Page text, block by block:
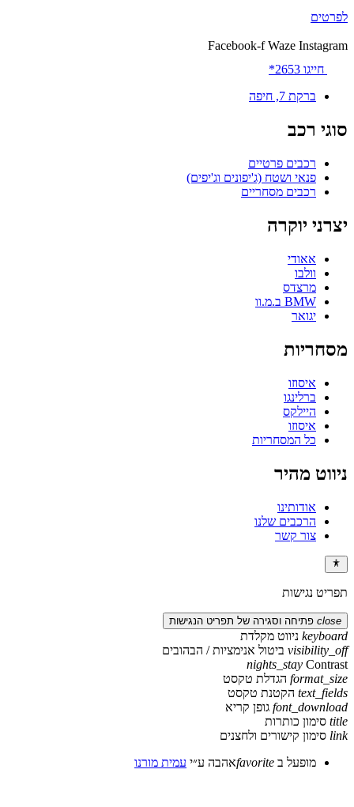
לפרטים
Facebook-f Waze Instagram
חייגו 2653*
ברקת 7, חיפה
סוגי רכב
רכבים פרטיים
פנאי ושטח (ג'יפונים וג'יפים)
רכבים מסחריים
יצרני יוקרה
אאודי
וולבו
מרצדס
BMW ב.מ.וו
יגואר
מסחריות
איסוזו
ברלינגו
היילקס
איסוזו
כל המסחריות
ניווט מהיר
אודותינו
הרכבים שלנו
צור קשר
תפריט נגישות
close פתיחה וסגירה של תפריט הנגישות
keyboard ניווט מקלדת
visibility_off ביטול אנימציות / הבהובים
nights_stay Contrast
format_size הגדלת טקסט
text_fields הקטנת טקסט
font_download גופן קריא
title סימון כותרות
link סימון קישורים ולחצנים
מופעל ב favoriteאהבה ע״י עמית מורנו